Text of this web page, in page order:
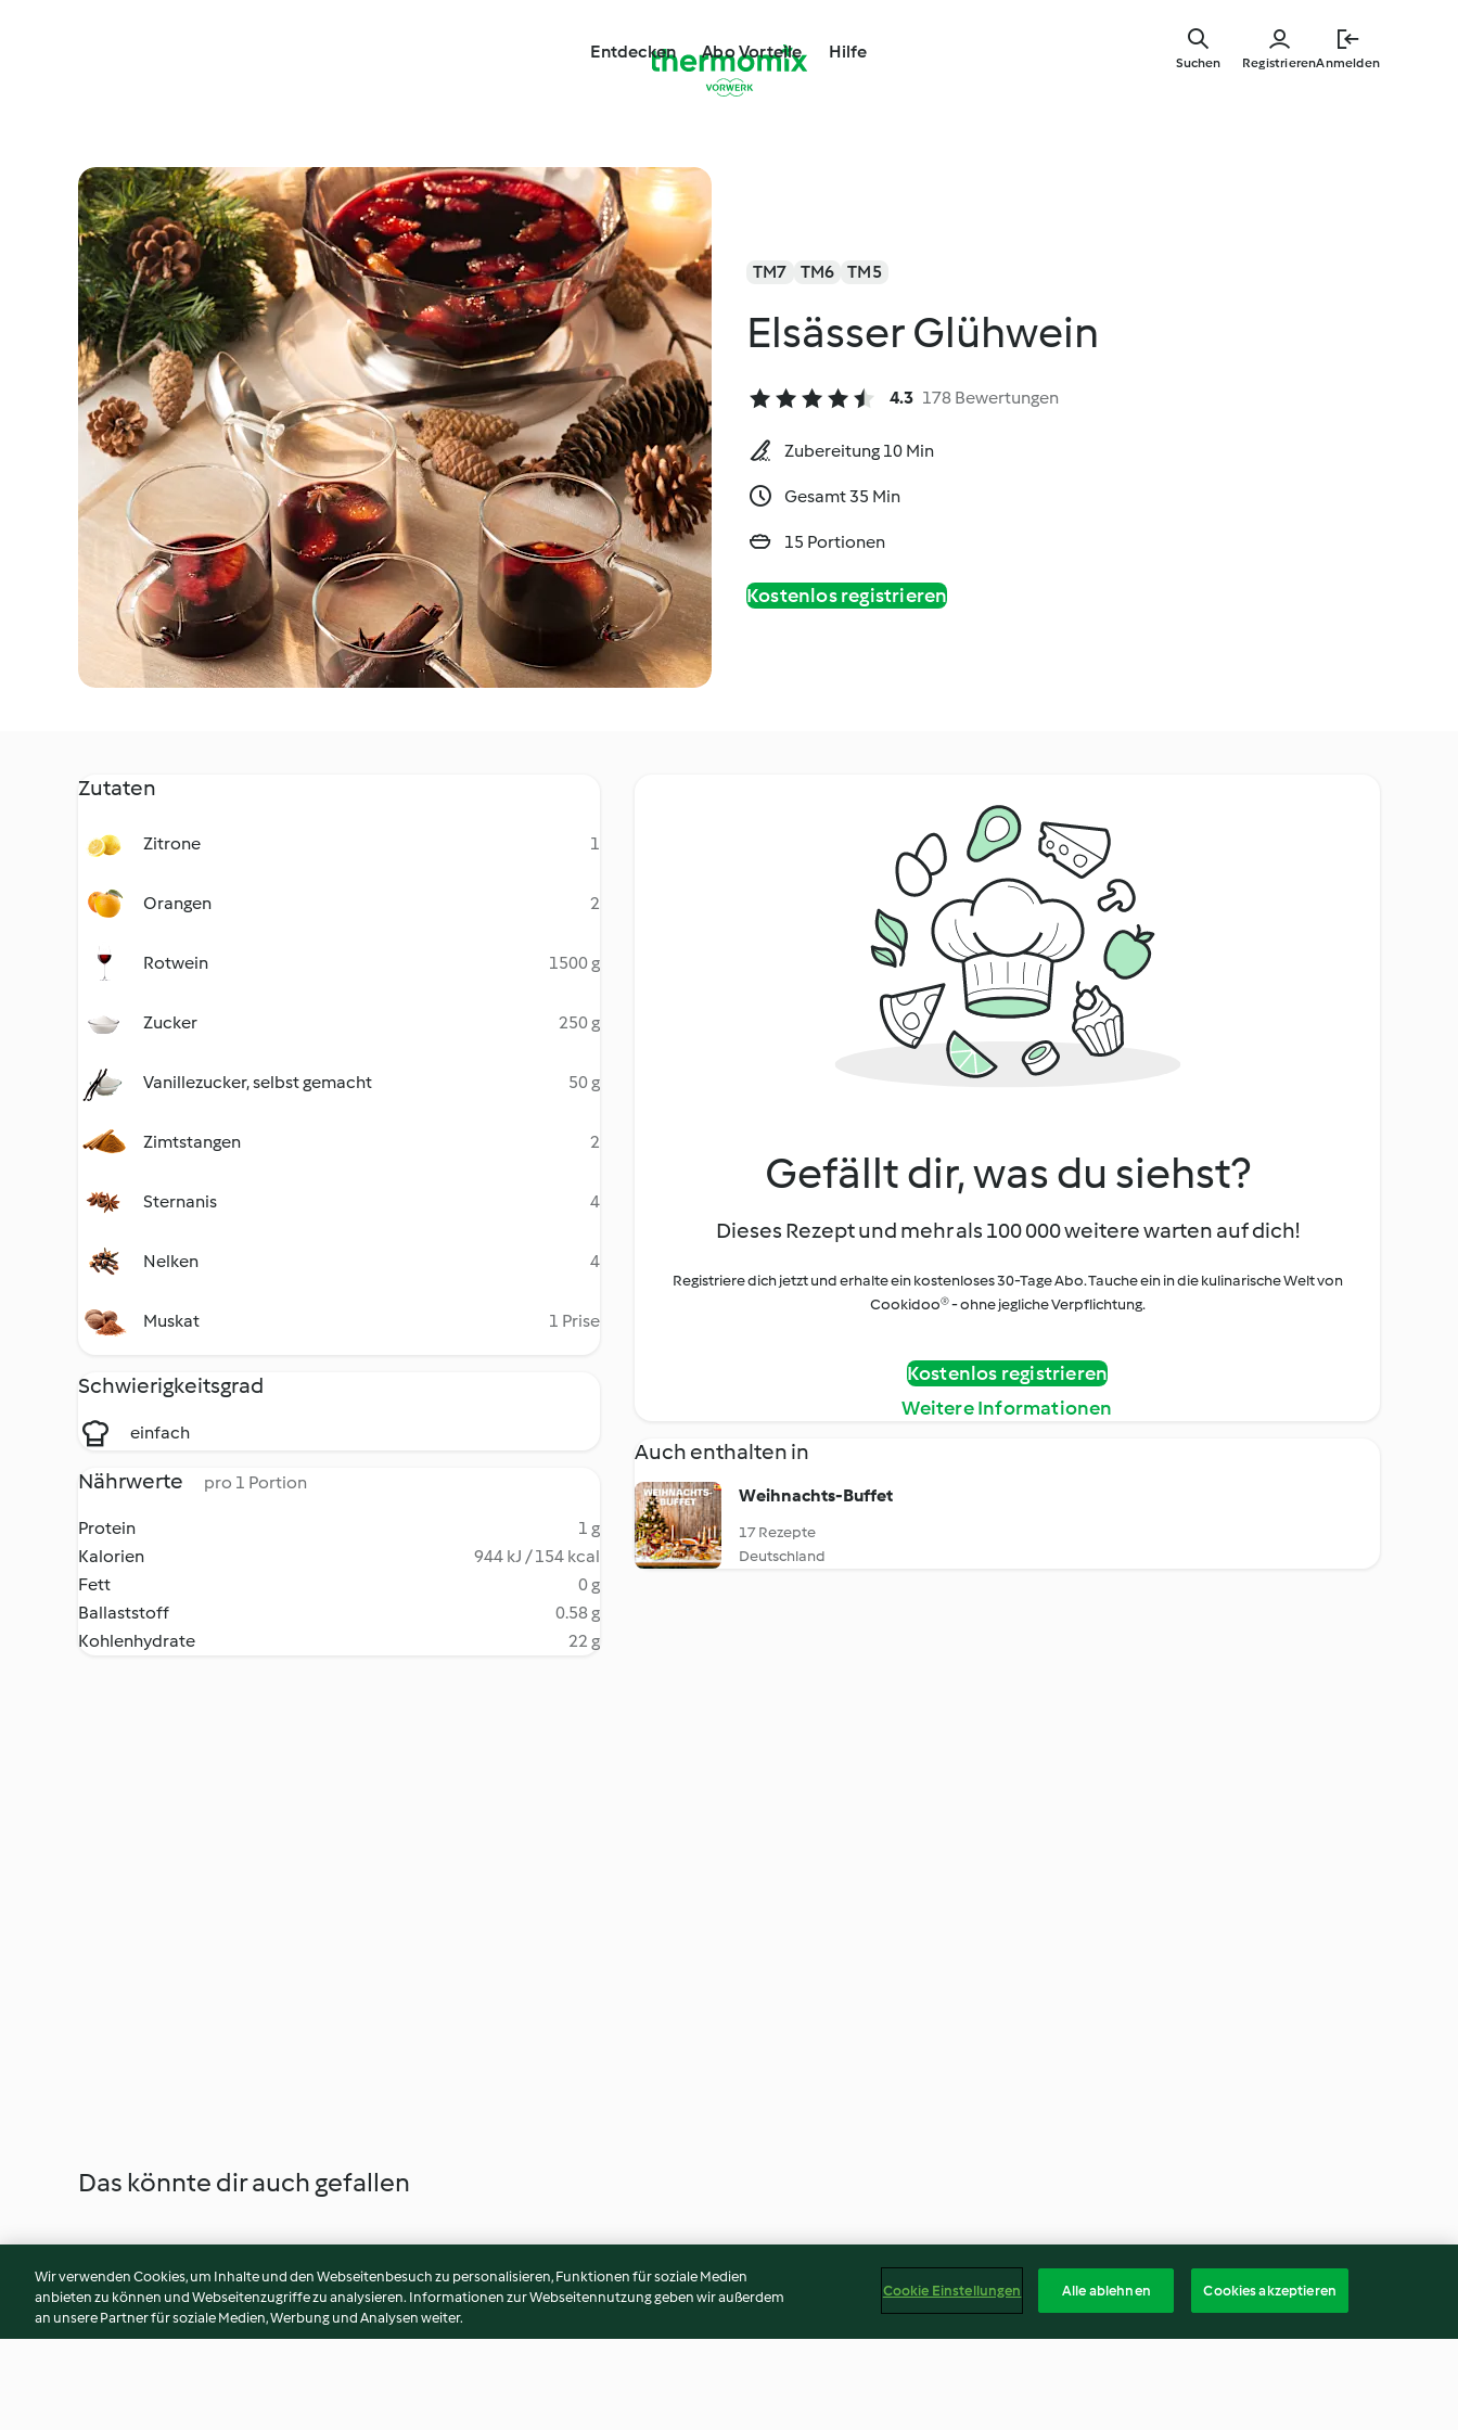
springen
Entdecken Abo Vorteile Hilfe
RegistrierenAnmelden
Suchen
TM7 TM6 TM5
Elsässer Glühwein
4.3 178 Bewertungen
Zubereitung 10 Min
Gesamt 35 Min
15 Portionen
Kostenlos registrieren
Zutaten
Zitrone 1
Orangen 2
Rotwein 1500 g
Zucker 250 g
Vanillezucker, selbst gemacht 50 g
Zimtstangen 2
Sternanis 4
Nelken 4
Muskat 1 Prise
Schwierigkeitsgrad
einfach
Nährwerte pro 1 Portion
Protein
1 g
Kalorien
944 kJ / 154 kcal
Fett
0 g
Ballaststoff
0.58 g
Kohlenhydrate
22 g
Gefällt dir, was du siehst?
Dieses Rezept und mehr als 100 000 weitere warten auf dich!
Registriere dich jetzt und erhalte ein kostenloses 30-Tage Abo. Tauche ein in die kulinarische Welt von
Cookidoo® - ohne jegliche Verpflichtung.
Kostenlos registrieren
Weitere Informationen
Auch enthalten in
Weihnachts-Buffet
17 Rezepte
Deutschland
Das könnte dir auch gefallen
Wir verwenden Cookies, um Inhalte und den Webseitenbesuch zu personalisieren, Funktionen für soziale Medien
anbieten zu können und Webseitenzugriffe zu analysieren. Informationen zur Webseitennutzung geben wir außerdem
an unsere Partner für soziale Medien, Werbung und Analysen weiter.
Cookie Einstellungen Alle ablehnen Cookies akzeptieren